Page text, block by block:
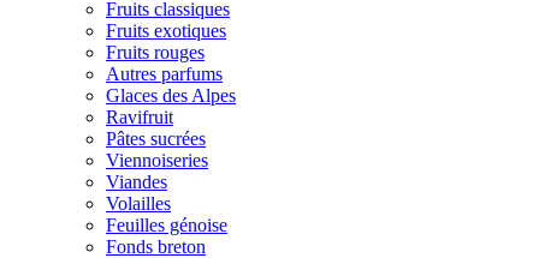
Fruits classiques
Fruits exotiques
Fruits rouges
Autres parfums
Glaces des Alpes
Ravifruit
Pâtes sucrées
Viennoiseries
Viandes
Volailles
Feuilles génoise
Fonds breton